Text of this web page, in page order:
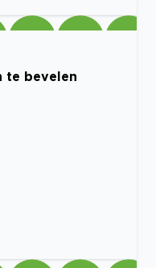
te bevelen